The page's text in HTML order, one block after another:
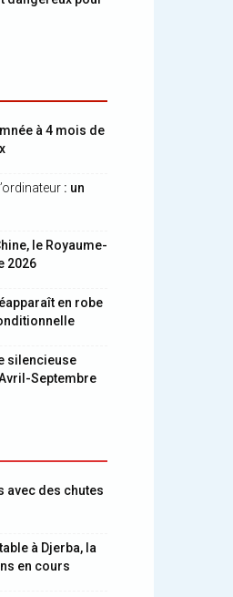
à 4 mois de
: un
le Royaume-
2026
en robe
silencieuse
Septembre
avec des chutes
à Djerba, la
en cours